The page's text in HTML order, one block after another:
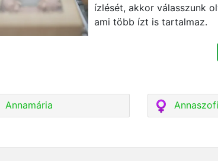
ízlését, akkor válasszunk
ami több ízt is tartalmaz.
Annamária Annaszofi